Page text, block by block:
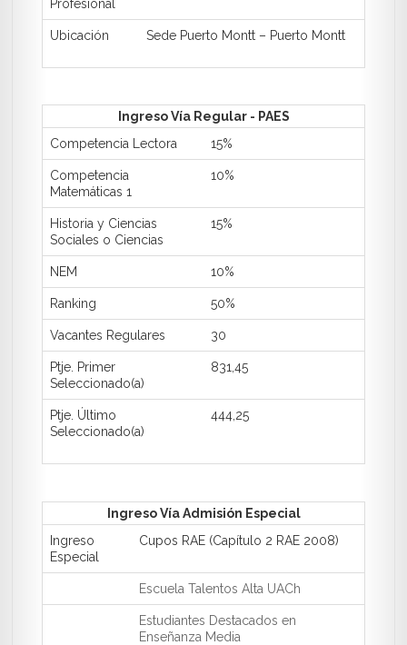
Profesional
Ubicación Sede Puerto Montt – Puerto Montt
Ingreso Vía Regular - PAES
Competencia Lectora
15%
Competencia
Matemáticas 1
10%
Historia y Ciencias
Sociales o Ciencias
15%
NEM 10%
Ranking 50%
Vacantes Regulares 30
Ptje. Primer
Seleccionado(a)
831,45
Ptje. Último
Seleccionado(a)
444,25
Ingreso Vía Admisión Especial
Ingreso
Especial
Cupos RAE (Capítulo 2 RAE 2008)
Escuela Talentos Alta UACh
Estudiantes Destacados en
Enseñanza Media